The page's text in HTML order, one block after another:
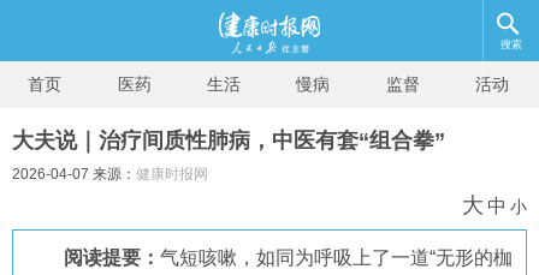
搜索
首页 医药 生活 慢病 监督 活动
大夫说｜治疗间质性肺病，中医有套“组合拳”
2026-04-07 来源： 健康时报网
大 中 小
阅读提要： 气短咳嗽，如同为呼吸上了一道“无形的枷